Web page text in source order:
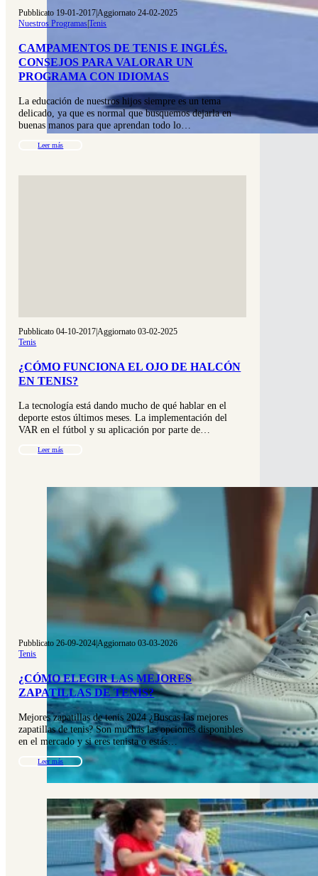
Pubblicato 19-01-2017|Aggiornato 24-02-2025
Nuestros Programas|Tenis
CAMPAMENTOS DE TENIS E INGLÉS.
CONSEJOS PARA VALORAR UN
PROGRAMA CON IDIOMAS
La educación de nuestros hijos siempre es un tema
delicado, ya que es normal que busquemos dejarla en
buenas manos para que aprendan todo lo…
Leer más
Pubblicato 04-10-2017|Aggiornato 03-02-2025
Tenis
¿CÓMO FUNCIONA EL OJO DE HALCÓN
EN TENIS?
La tecnología está dando mucho de qué hablar en el
deporte estos últimos meses. La implementación del
VAR en el fútbol y su aplicación por parte de…
Leer más
Pubblicato 26-09-2024|Aggiornato 03-03-2026
Tenis
¿CÓMO ELEGIR LAS MEJORES
ZAPATILLAS DE TENIS?
Mejores zapatillas de tenis 2024 ¿Buscas las mejores
zapatillas de tenis? Son muchas las opciones disponibles
en el mercado y si eres tenista o estás…
Leer más